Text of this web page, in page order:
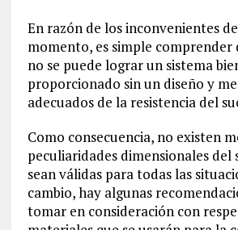
En razón de los inconvenientes
momento, es simple comprender
no se puede lograr un sistema
proporcionado sin un diseño y
adecuados de la resistencia del
Como consecuencia, no existen
peculiaridades dimensionales del
sean válidas para todas las
cambio, hay algunas
tomar en consideración con